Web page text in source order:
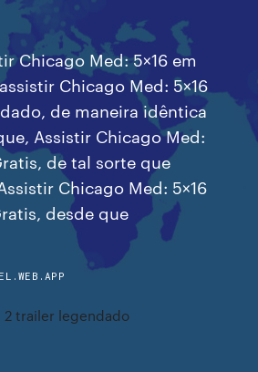
Chicago Med: 5×16 em
Chicago Med: 5×16
de maneira idêntica
Assistir Chicago Med:
de tal sorte que
Chicago Med: 5×16
desde que
trailer legendado